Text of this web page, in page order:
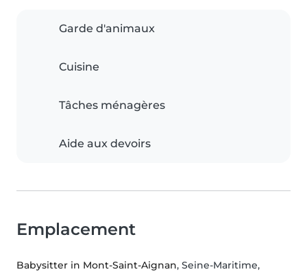
Garde d'animaux
Cuisine
Tâches ménagères
Aide aux devoirs
Emplacement
Babysitter in Mont-Saint-Aignan, Seine-Maritime,